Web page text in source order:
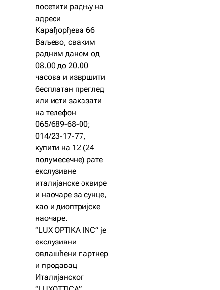
посетити радњу на
адреси
Карађорђева 66
Ваљево, сваким
радним даном од
08.00 до 20.00
часова и извршити
бесплатан преглед
или исти заказати
на телефон
065/689-68-00;
014/23-17-77,
купити на 12 (24
полумесечне) рате
екслузивне
италијанске оквире
и наочаре за сунце,
као и диоптријске
наочаре.
“LUX OPTIKA INC” је
екслузивни
овлашћени партнер
и продавац
Италијанског